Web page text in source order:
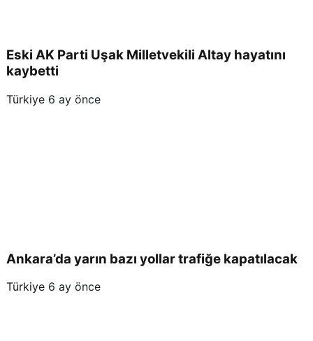
Eski AK Parti Uşak Milletvekili Altay hayatını
kaybetti
Türkiye 6 ay önce
Ankara’da yarın bazı yollar trafiğe kapatılacak
Türkiye 6 ay önce